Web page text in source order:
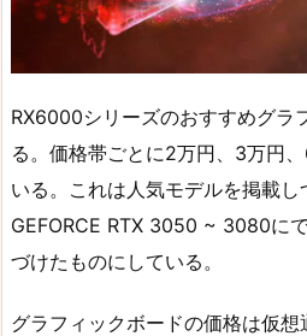
RX6000シリーズのおすすめグラ
る。価格帯ごとに2万円、3万円
いる。これは人気モデルを掲載
GEFORCE RTX 3050 ~ 3080に
づけたものにしている。
グラフィックボードの価格は仮